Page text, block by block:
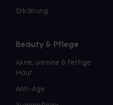
Erkältung
Beauty & Pflege
Akne, unreine & fettige
Haut
Anti-Age